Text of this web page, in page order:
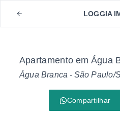
LOGGIA
Apartamento em Água
Água Branca - São Paulo/
Compartilhar